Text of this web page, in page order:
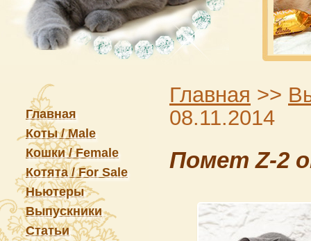
Главная
Коты / Male
Кошки / Female
Котята / For Sale
Ньютеры
Выпускники
Статьи
Главная >>
08.11.2014
Помет Z-2